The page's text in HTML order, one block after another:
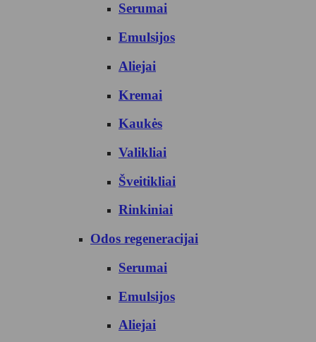
Serumai
Emulsijos
Aliejai
Kremai
Kaukės
Valikliai
Šveitikliai
Rinkiniai
Odos regeneracijai
Serumai
Emulsijos
Aliejai